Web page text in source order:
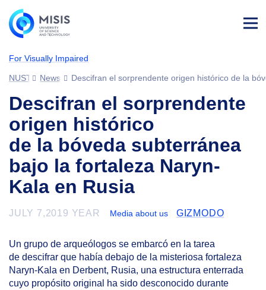
For Visually Impaired
NUST MISIS
News Descifran el sorprendente origen histórico de la
Descifran el sorprendente
origen histórico
de la bóveda subterránea
bajo la fortaleza Naryn-
Kala en Rusia
JULY 7,2019 YEAR Media about us GIZMODO
Un grupo de arqueólogos se embarcó en la tarea
de descifrar que había debajo de la misteriosa fortaleza
Naryn-Kala en Derbent, Rusia, una estructura enterrada
cuyo propósito original ha sido desconocido durante